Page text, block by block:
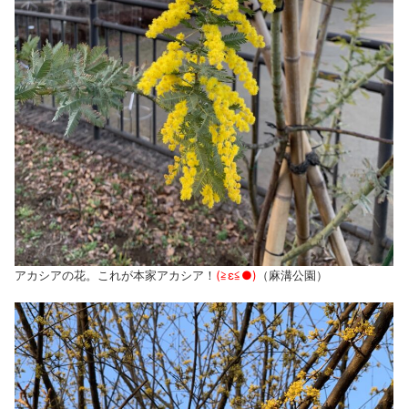
アカシアの花。これが本家アカシア！ (≧ε≦●) （麻溝公園）